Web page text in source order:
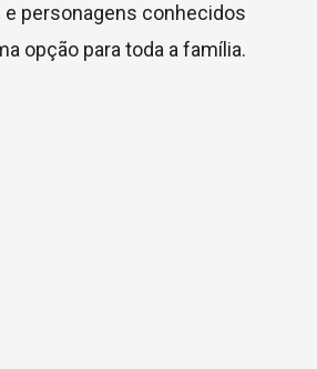
personagens conhecidos
opção para toda a família.